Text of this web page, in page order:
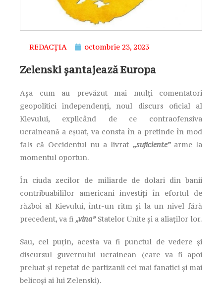
REDACȚIA octombrie 23, 2023
Zelenski șantajează Europa
Așa cum au prevăzut mai mulți comentatori
geopolitici independenți, noul discurs oficial al
Kievului, explicând de ce contraofensiva
ucraineană a eșuat, va consta în a pretinde în mod
fals că Occidentul nu a livrat „suficiente”arme la
momentul oportun.
În ciuda zecilor de miliarde de dolari din banii
contribuabililor americani investiți în efortul de
război al Kievului, într-un ritm și la un nivel fără
precedent, va fi „vina”Statelor Unite și a aliaților lor.
Sau, cel puțin, acesta va fi punctul de vedere și
discursul guvernului ucrainean (care va fi apoi
preluat și repetat de partizanii cei mai fanatici și mai
belicoși ai lui Zelenski).